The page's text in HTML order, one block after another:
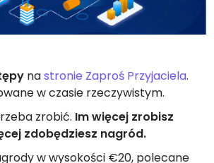
nastronie Zaproś Przyjaciela.
w czasie rzeczywistym.
zrobić. Im więcej zrobisz
zdobędziesz nagród.
w wysokości €20, polecane